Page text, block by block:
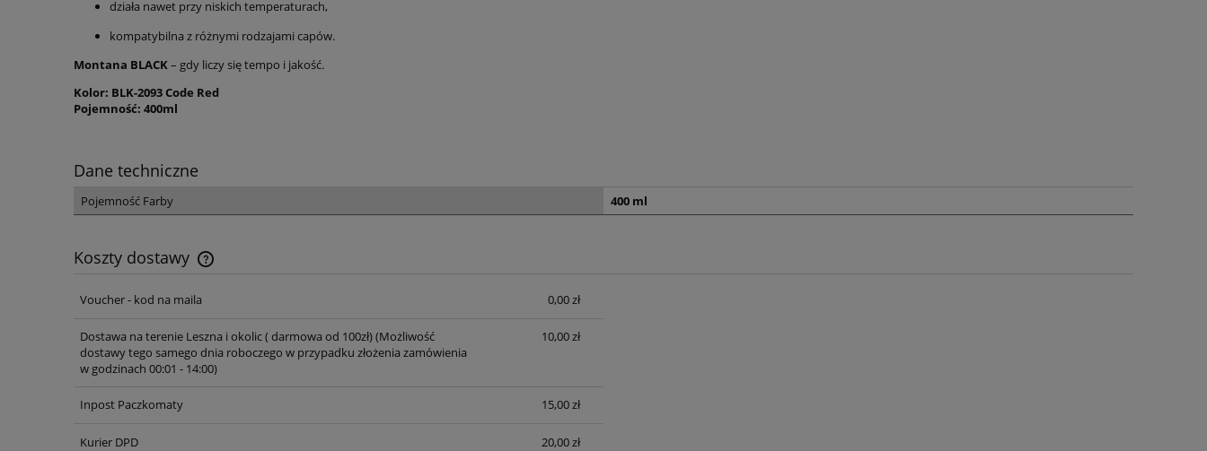
działa nawet przy niskich temperaturach,
kompatybilna z różnymi rodzajami capów.
Montana BLACK– gdy liczy się tempo i jakość.
Kolor: BLK-2093 Code Red
Pojemność: 400ml
Dane techniczne
Pojemność Farby 400 ml
Koszty dostawy
Voucher - kod na maila 0,00 zł
Dostawa na terenie Leszna i okolic ( darmowa od 100zł)(Możliwość
dostawy tego samego dnia roboczego w przypadku złożenia zamówienia
w godzinach 00:01 - 14:00)
10,00 zł
Inpost Paczkomaty 15,00 zł
Kurier DPD 20,00 zł